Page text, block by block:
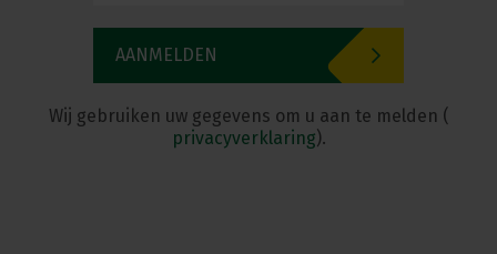
Wij gebruiken uw gegevens om u aan te melden (
privacyverklaring).